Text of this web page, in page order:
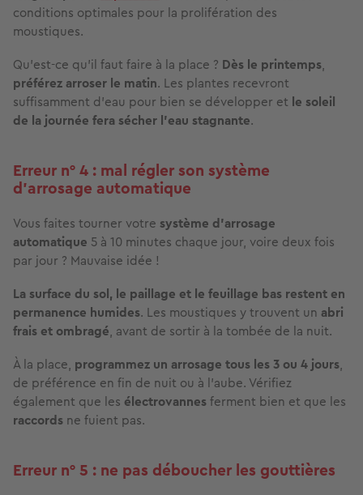
conditions optimales pour la prolifération des
moustiques.
Qu’est-ce qu’il faut faire à la place ? Dès le printemps,
préférez arroser le matin. Les plantes recevront
suffisamment d’eau pour bien se développer et le soleil
de la journée fera sécher l’eau stagnante.
Erreur n° 4 : mal régler son système
d’arrosage automatique
Vous faites tourner votre système d'arrosage
automatique 5 à 10 minutes chaque jour, voire deux fois
par jour ? Mauvaise idée !
La surface du sol, le paillage et le feuillage bas restent en
permanence humides. Les moustiques y trouvent un abri
frais et ombragé, avant de sortir à la tombée de la nuit.
À la place, programmez un arrosage tous les 3 ou 4 jours,
de préférence en fin de nuit ou à l’aube. Vérifiez
également que les électrovannesferment bien et que les
raccords ne fuient pas.
Erreur n° 5 : ne pas déboucher les gouttières